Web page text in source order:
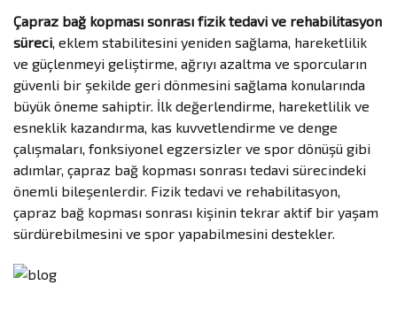
Çapraz bağ kopması sonrası fizik tedavi ve rehabilitasyon
süreci, eklem stabilitesini yeniden sağlama, hareketlilik
ve güçlenmeyi geliştirme, ağrıyı azaltma ve sporcuların
güvenli bir şekilde geri dönmesini sağlama konularında
büyük öneme sahiptir. İlk değerlendirme, hareketlilik ve
esneklik kazandırma, kas kuvvetlendirme ve denge
çalışmaları, fonksiyonel egzersizler ve spor dönüşü gibi
adımlar, çapraz bağ kopması sonrası tedavi sürecindeki
önemli bileşenlerdir. Fizik tedavi ve rehabilitasyon,
çapraz bağ kopması sonrası kişinin tekrar aktif bir yaşam
sürdürebilmesini ve spor yapabilmesini destekler.